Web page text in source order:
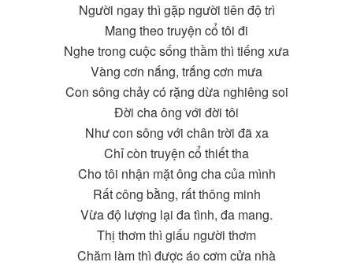
Người ngay thì gặp người tiên độ trì
Mang theo truyện cổ tôi đi
Nghe trong cuộc sống thầm thì tiếng xưa
Vàng cơn nắng, trắng cơn mưa
Con sông chảy có rặng dừa nghiêng soi
Đời cha ông với đời tôi
Như con sông với chân trời đã xa
Chỉ còn truyện cổ thiết tha
Cho tôi nhận mặt ông cha của mình
Rất công bằng, rất thông minh
Vừa độ lượng lại đa tình, đa mang.
Thị thơm thì giấu người thơm
Chăm làm thì được áo cơm cửa nhà